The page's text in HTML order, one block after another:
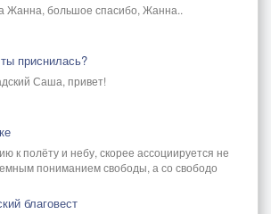
Жанна, большое спасибо, Жанна..
приснилась?
Саша, привет!
к полёту и небу, скорее ассоциируется не
пониманием свободы, а со свободо
благовест